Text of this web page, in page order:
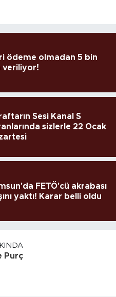
ödeme olmadan 5 bin
veriliyor!
Sesi Kanal S
sizlerle 22 Ocak
FETÖ'cü akrabası
yaktı! Karar belli oldu
Purç